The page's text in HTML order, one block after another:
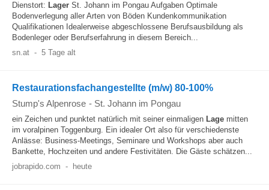
Dienstort: Lager St. Johann im Pongau Aufgaben Optimale
Bodenverlegung aller Arten von Böden Kundenkommunikation
Qualifikationen Idealerweise abgeschlossene Berufsausbildung als
Bodenleger oder Berufserfahrung in diesem Bereich...
sn.at - 5 Tage alt
Restaurationsfachangestellte (m/w) 80-100%
Stump's Alpenrose - St. Johann im Pongau
ein Zeichen und punktet natürlich mit seiner einmaligen Lage mitten
im voralpinen Toggenburg. Ein idealer Ort also für verschiedenste
Anlässe: Business-Meetings, Seminare und Workshops aber auch
Bankette, Hochzeiten und andere Festivitäten. Die Gäste schätzen...
jobrapido.com - heute